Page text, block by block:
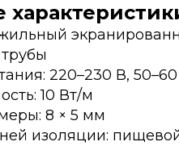
220–230 В, 50–60
10 Вт/м
8 × 5 мм
изоляции: